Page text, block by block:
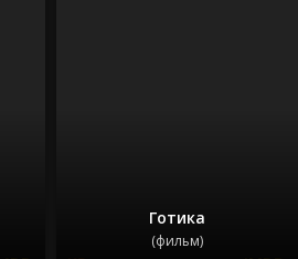
Готика
(фильм)